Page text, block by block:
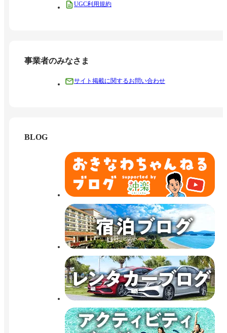
UGC利用規約
事業者のみなさま
サイト掲載に関するお問い合わせ
BLOG